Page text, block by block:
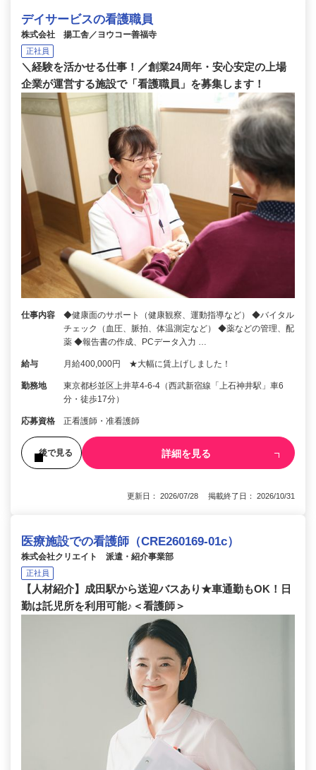
デイサービスの看護職員
株式会社 揚工舎／ヨウコー善福寺
正社員
＼経験を活かせる仕事！／創業24周年・安心安定の上場
企業が運営する施設で「看護職員」を募集します！
仕事内容
◆健康面のサポート（健康観察、運動指導など） ◆バイタル
チェック（血圧、脈拍、体温測定など） ◆薬などの管理、配
薬 ◆報告書の作成、PCデータ入力 …
給与 月給400,000円 ★大幅に賃上げしました！
勤務地
東京都杉並区上井草4-6-4（西武新宿線「上石神井駅」車6
分・徒歩17分）
応募資格 正看護師・准看護師
後で見る 詳細を見る
更新日： 2026/07/28 掲載終了日： 2026/10/31
医療施設での看護師（CRE260169-01c）
株式会社クリエイト 派遣・紹介事業部
正社員
【人材紹介】成田駅から送迎バスあり★車通勤もOK！日
勤は託児所を利用可能♪＜看護師＞